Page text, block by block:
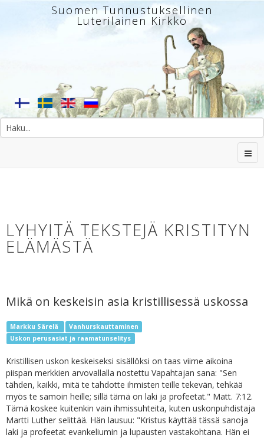
Suomen Tunnustuksellinen
Luterilainen Kirkko
LYHYITÄ TEKSTEJÄ KRISTITYN
ELÄMÄSTÄ
Mikä on keskeisin asia kristillisessä uskossa
Markku Särelä
Vanhurskauttaminen
Uskon perusasiat ja raamatunselitys
Kristillisen uskon keskeiseksi sisällöksi on taas viime aikoina
piispan merkkien arvovallalla nostettu Vapahtajan sana: "Sen
tähden, kaikki, mitä te tahdotte ihmisten teille tekevän, tehkää
myös te samoin heille; sillä tämä on laki ja profeetat." Matt. 7:12.
Tämä koskee kuitenkin vain ihmissuhteita, kuten uskonpuhdistaja
Martti Luther selittää. Hän lausuu: "Kristus käyttää tässä sanoja
laki ja profeetat evankeliumin ja lupausten vastakohtana. Hän ei